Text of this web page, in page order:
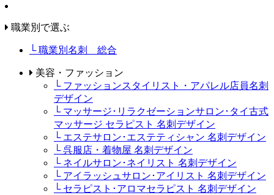
職業別で選ぶ
└ 職業別名刺 総合
美容・ファッション
└ ファッションスタイリスト・アパレル店員名刺
デザイン
└ マッサージ･リラクゼーションサロン･タイ古式
マッサージ セラピスト 名刺デザイン
└ エステサロン･エステティシャン 名刺デザイン
└ 呉服店・着物屋 名刺デザイン
└ ネイルサロン･ネイリスト 名刺デザイン
└ アイラッシュサロン･アイリスト 名刺デザイン
└ セラピスト･アロマセラピスト 名刺デザイン